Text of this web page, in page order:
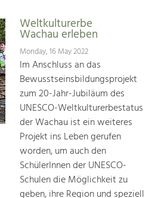
Weltkulturerbe
Wachau erleben
Monday, 16 May 2022
Im Anschluss an das
Bewusstseinsbildungsprojekt
zum 20-Jahr-Jubiläum des
UNESCO-Weltkulturerbestatus
der Wachau ist ein weiteres
Projekt ins Leben gerufen
worden, um auch den
SchülerInnen der UNESCO-
Schulen die Möglichkeit zu
geben, ihre Region und speziell